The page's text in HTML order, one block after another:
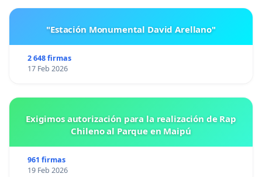
"Estación Monumental David Arellano"
2 648 firmas
17 Feb 2026
Exigimos autorización para la realización de Rap
Chileno al Parque en Maipú
961 firmas
19 Feb 2026